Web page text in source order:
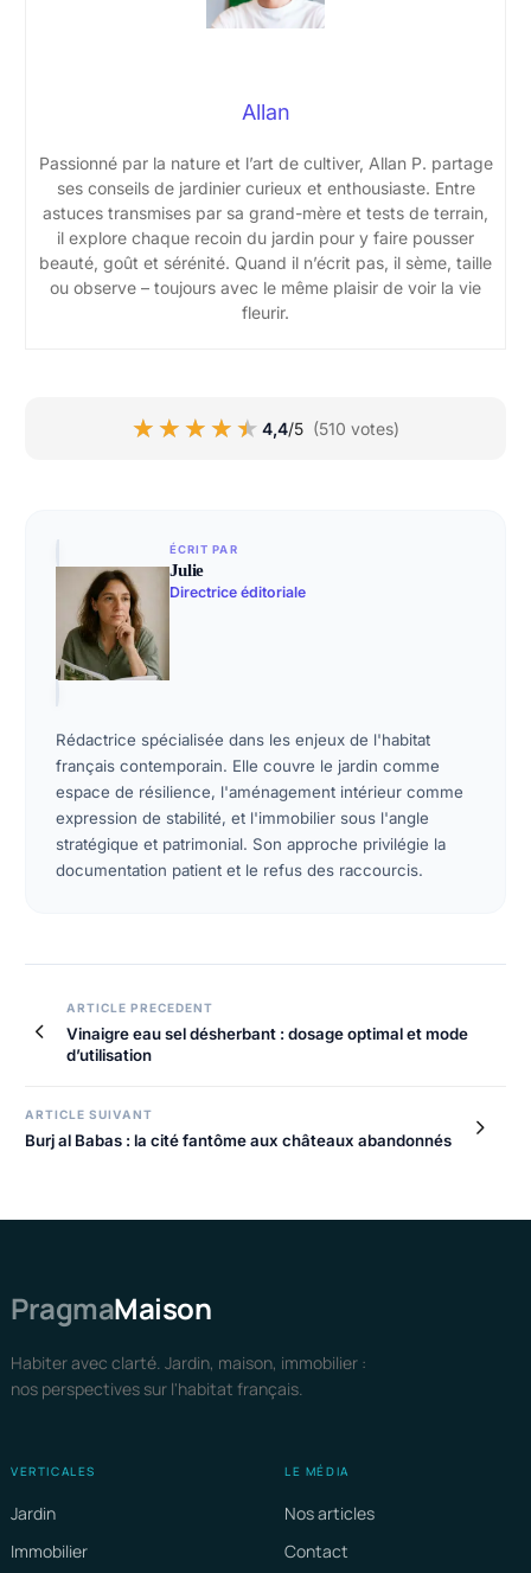
Allan
Passionné par la nature et l’art de cultiver, Allan P. partage
ses conseils de jardinier curieux et enthousiaste. Entre
astuces transmises par sa grand-mère et tests de terrain,
il explore chaque recoin du jardin pour y faire pousser
beauté, goût et sérénité. Quand il n’écrit pas, il sème, taille
ou observe – toujours avec le même plaisir de voir la vie
fleurir.
★★★★★
★★★★★ 4,4/5 (510 votes)
ÉCRIT PAR
Julie
Directrice éditoriale
Rédactrice spécialisée dans les enjeux de l'habitat
français contemporain. Elle couvre le jardin comme
espace de résilience, l'aménagement intérieur comme
expression de stabilité, et l'immobilier sous l'angle
stratégique et patrimonial. Son approche privilégie la
documentation patient et le refus des raccourcis.
ARTICLE PRECEDENT
Vinaigre eau sel désherbant : dosage optimal et mode
d’utilisation
ARTICLE SUIVANT
Burj al Babas : la cité fantôme aux châteaux abandonnés
PragmaMaison
Habiter avec clarté. Jardin, maison, immobilier :
nos perspectives sur l'habitat français.
VERTICALES
Jardin
Immobilier
LE MÉDIA
Nos articles
Contact